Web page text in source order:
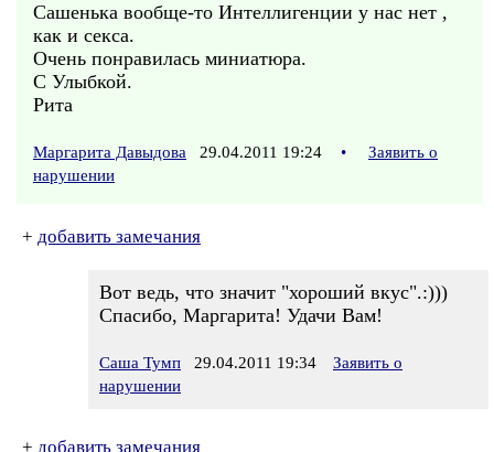
Сашенька вообще-то Интеллигенции у нас нет ,
как и секса.
Очень понравилась миниатюра.
С Улыбкой.
Рита
Маргарита Давыдова 29.04.2011 19:24 •
Заявить о
нарушении
+ добавить замечания
Вот ведь, что значит "хороший вкус".:)))
Спасибо, Маргарита! Удачи Вам!
Саша Тумп 29.04.2011 19:34
Заявить о
нарушении
+ добавить замечания